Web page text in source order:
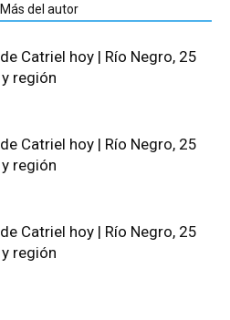
Más del autor
Catriel hoy | Río Negro, 25
región
Catriel hoy | Río Negro, 25
región
Catriel hoy | Río Negro, 25
región